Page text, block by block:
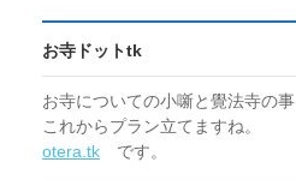
お寺ドットtk
お寺についての小噺と覺法寺の事
これからプラン立てますね。
otera.tk です。